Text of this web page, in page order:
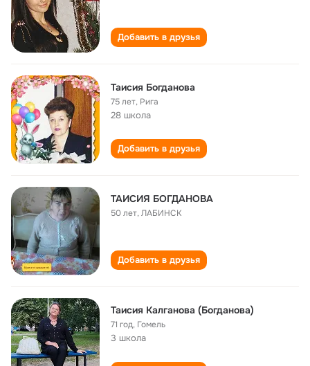
Добавить в друзья
Таисия Богданова
75 лет, Рига
28 школа
Добавить в друзья
ТАИСИЯ БОГДАНОВА
50 лет,ЛАБИНСК
Добавить в друзья
Таисия Калганова (Богданова)
71 год, Гомель
3 школа